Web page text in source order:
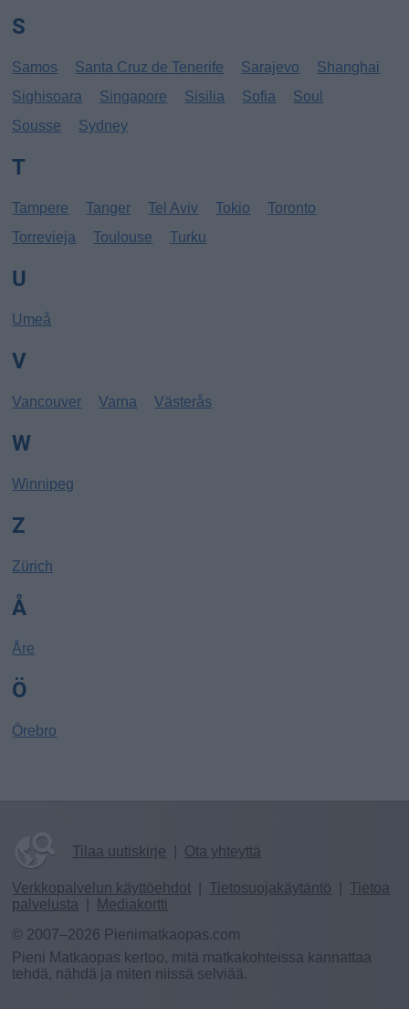
S
Samos Santa Cruz de Tenerife Sarajevo
Shanghai
Sighisoara
Singapore Sisilia Sofia
Soul
Sousse
Sydney
T
Tampere Tanger Tel Aviv Tokio
Toronto
Torrevieja
Toulouse Turku
U
Umeå
V
Vancouver Varna Västerås
W
Winnipeg
Z
Zürich
Å
Åre
Ö
Örebro
Tilaa uutiskirje Ota yhteyttä
Verkkopalvelun käyttöehdot Tietosuojakäytäntö
Tietoa
palvelusta
Mediakortti
© 2007–2026 Pienimatkaopas.com
Pieni Matkaopas kertoo, mitä matkakohteissa kannattaa
tehdä, nähdä ja miten niissä selviää.